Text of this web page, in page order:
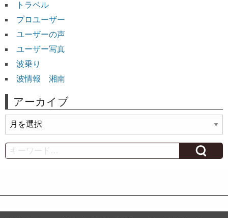
トラベル
プロユーザー
ユーザーの声
ユーザー写真
波乗り
波情報 湘南
アーカイブ
ー
カ
イ
Search